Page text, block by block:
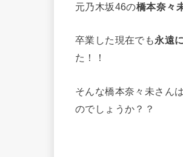
元乃木坂46の橋本奈々
卒業した現在でも永遠
た！！
そんな橋本奈々未さんは
のでしょうか？？